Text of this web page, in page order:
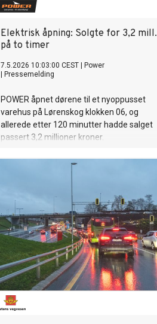
Elektrisk åpning: Solgte for 3,2 mill.
på to timer
7.5.2026 10:03:00 CEST
Power
Pressemelding
POWER åpnet dørene til et nyoppusset
varehus på Lørenskog klokken 06, og
allerede etter 120 minutter hadde salget
passert 3,2 millioner kroner.